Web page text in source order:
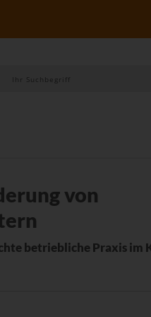
von
betriebliche Praxis im